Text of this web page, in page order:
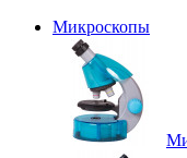
Микроскопы